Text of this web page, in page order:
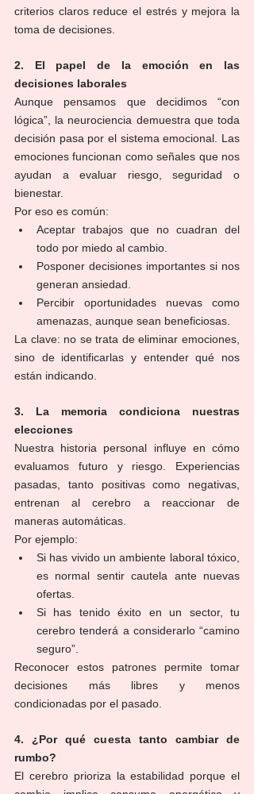
criterios claros reduce el estrés y mejora la
toma de decisiones.
2. El papel de la emoción en las
decisiones laborales
Aunque pensamos que decidimos “con
lógica”, la neurociencia demuestra que toda
decisión pasa por el sistema emocional. Las
emociones funcionan como señales que nos
ayudan a evaluar riesgo, seguridad o
bienestar.
Por eso es común:
Aceptar trabajos que no cuadran del
todo por miedo al cambio.
Posponer decisiones importantes si nos
generan ansiedad.
Percibir oportunidades nuevas como
amenazas, aunque sean beneficiosas.
La clave: no se trata de eliminar emociones,
sino de identificarlas y entender qué nos
están indicando.
3. La memoria condiciona nuestras
elecciones
Nuestra historia personal influye en cómo
evaluamos futuro y riesgo. Experiencias
pasadas, tanto positivas como negativas,
entrenan al cerebro a reaccionar de
maneras automáticas.
Por ejemplo:
Si has vivido un ambiente laboral tóxico,
es normal sentir cautela ante nuevas
ofertas.
Si has tenido éxito en un sector, tu
cerebro tenderá a considerarlo “camino
seguro”.
Reconocer estos patrones permite tomar
decisiones más libres y menos
condicionadas por el pasado.
4. ¿Por qué cuesta tanto cambiar de
rumbo?
El cerebro prioriza la estabilidad porque el